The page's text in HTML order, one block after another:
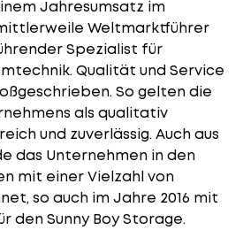
Jahresumsatz im
Weltmarktführer
Spezialist für
Qualität und Service
So gelten die
als qualitativ
und zuverlässig. Auch aus
das Unternehmen in den
mit einer Vielzahl von
so auch im Jahre 2016 mit
den Sunny Boy Storage.